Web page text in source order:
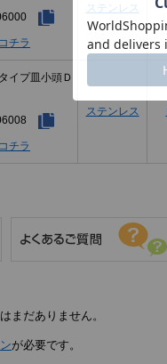
チラ
ステンレス
イプ皿小頭Ｄ
チラ
ステンレス
まだありません。
が必要です。